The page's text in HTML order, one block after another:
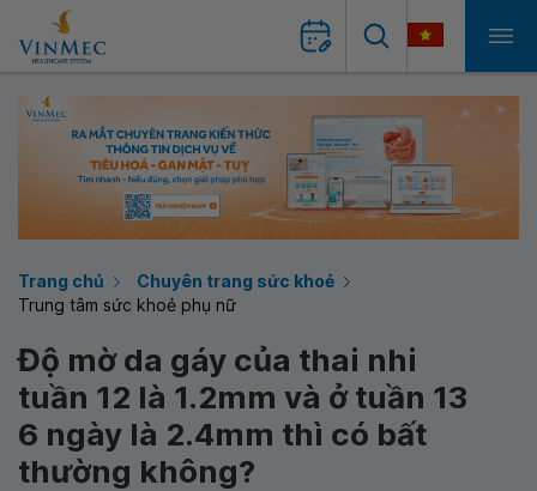
Trang chủ
Chuyên trang sức khoẻ
Trung tâm sức khoẻ phụ nữ
Độ mờ da gáy của thai nhi
tuần 12 là 1.2mm và ở tuần 13
6 ngày là 2.4mm thì có bất
thường không?